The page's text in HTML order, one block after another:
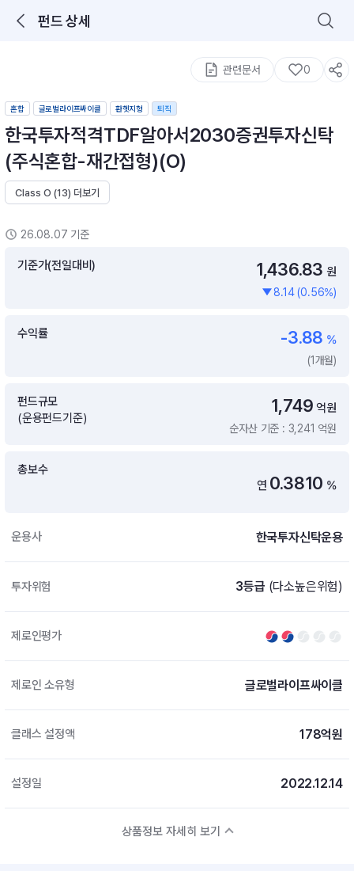
펀드 상세
구성종목 검색
관련문서 0
혼합 글로벌라이프싸이클 환헷지형 퇴직
한국투자적격TDF알아서2030증권투자신탁
(주식혼합-재간접형)(O)
Class O (13) 더보기
26.08.07 기준
기준가(전일대비) 1,436.83 원
8.14 (0.56%)
수익률 -3.88 %
(1개월)
펀드규모
(운용펀드기준)
1,749 억원
순자산 기준 : 3,241 억원
총보수
연 0.3810 %
운용사 한국투자신탁운용
투자위험 3등급 (다소높은위험)
제로인평가
제로인 소유형 글로벌라이프싸이클
클래스 설정액 178억원
설정일 2022.12.14
상품정보 자세히 보기
추천 메뉴
ETF 랭킹
월배당 · 모으기 · 포트래빗 관리
월배당 포트
포트래빗 관리
미국 ETF 검색
ETF 비교
연금 ETF 검색
ETF트렌드 ETF 랭킹 · ETF 찾기 · 종목찾기
미국ETF테마
연금 펀드 검색
투자 라이브러리
ETF 처음투자
내맘대로 만들기
DIY 포트 관리
고객라운지
이벤트
공지사항
FAQ